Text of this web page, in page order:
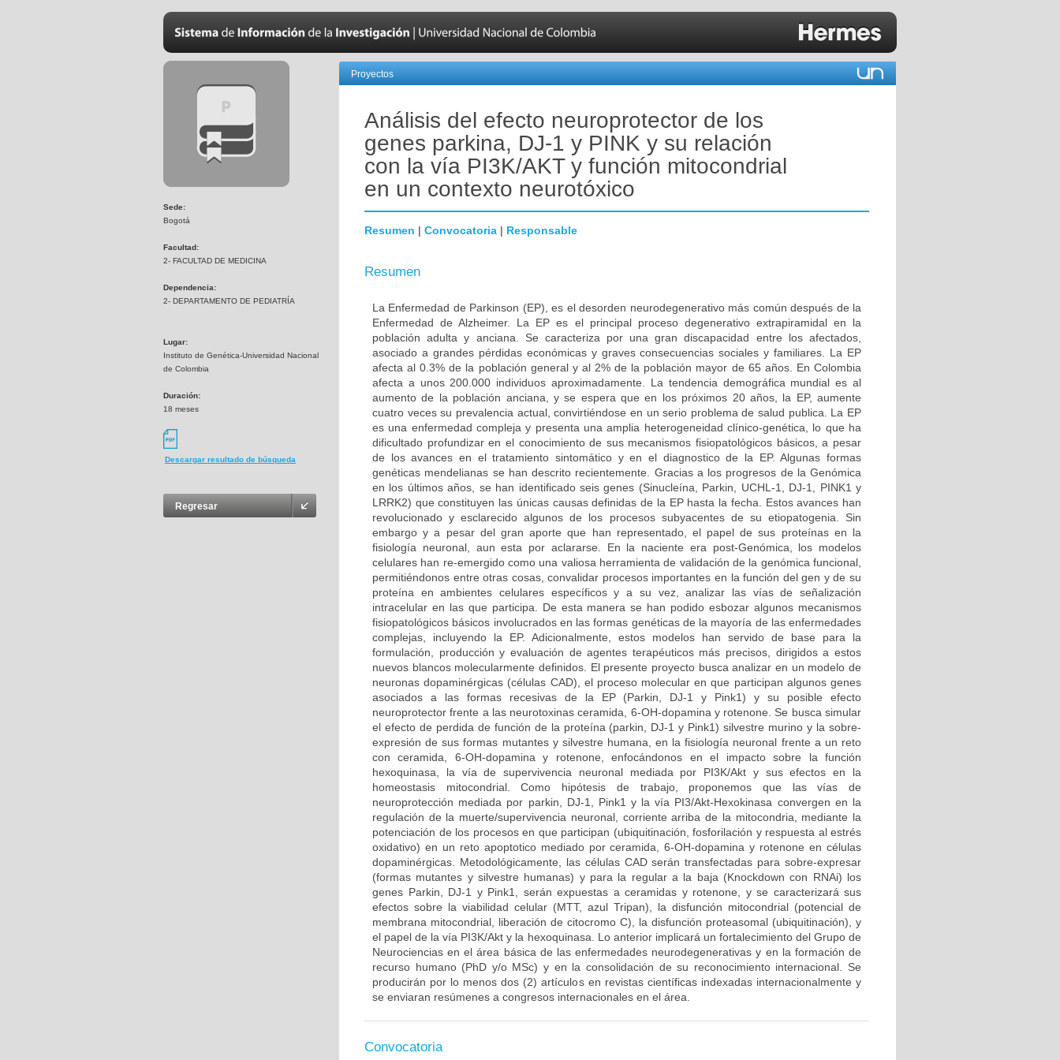
Sede:
Bogotá
Facultad:
2- FACULTAD DE MEDICINA
Dependencia:
2- DEPARTAMENTO DE PEDIATRÍA
Lugar:
Instituto de Genética-Universidad Nacional
de Colombia
Duración:
18 meses
Descargar resultado de búsqueda
Regresar
Proyectos
Análisis del efecto neuroprotector de los
genes parkina, DJ-1 y PINK y su relación
con la vía PI3K/AKT y función mitocondrial
en un contexto neurotóxico
Resumen | Convocatoria | Responsable
Resumen
La Enfermedad de Parkinson (EP), es el desorden neurodegenerativo más común después de la
Enfermedad de Alzheimer. La EP es el principal proceso degenerativo extrapiramidal en la
población adulta y anciana. Se caracteriza por una gran discapacidad entre los afectados,
asociado a grandes pérdidas económicas y graves consecuencias sociales y familiares. La EP
afecta al 0.3% de la población general y al 2% de la población mayor de 65 años. En Colombia
afecta a unos 200.000 individuos aproximadamente. La tendencia demográfica mundial es al
aumento de la población anciana, y se espera que en los próximos 20 años, la EP, aumente
cuatro veces su prevalencia actual, convirtiéndose en un serio problema de salud publica. La EP
es una enfermedad compleja y presenta una amplia heterogeneidad clínico-genética, lo que ha
dificultado profundizar en el conocimiento de sus mecanismos fisiopatológicos básicos, a pesar
de los avances en el tratamiento sintomático y en el diagnostico de la EP. Algunas formas
genéticas mendelianas se han descrito recientemente. Gracias a los progresos de la Genómica
en los últimos años, se han identificado seis genes (Sinucleína, Parkin, UCHL-1, DJ-1, PINK1 y
LRRK2) que constituyen las únicas causas definidas de la EP hasta la fecha. Estos avances han
revolucionado y esclarecido algunos de los procesos subyacentes de su etiopatogenia. Sin
embargo y a pesar del gran aporte que han representado, el papel de sus proteínas en la
fisiología neuronal, aun esta por aclararse. En la naciente era post-Genómica, los modelos
celulares han re-emergido como una valiosa herramienta de validación de la genómica funcional,
permitiéndonos entre otras cosas, convalidar procesos importantes en la función del gen y de su
proteína en ambientes celulares específicos y a su vez, analizar las vías de señalización
intracelular en las que participa. De esta manera se han podido esbozar algunos mecanismos
fisiopatológicos básicos involucrados en las formas genéticas de la mayoría de las enfermedades
complejas, incluyendo la EP. Adicionalmente, estos modelos han servido de base para la
formulación, producción y evaluación de agentes terapéuticos más precisos, dirigidos a estos
nuevos blancos molecularmente definidos. El presente proyecto busca analizar en un modelo de
neuronas dopaminérgicas (células CAD), el proceso molecular en que participan algunos genes
asociados a las formas recesivas de la EP (Parkin, DJ-1 y Pink1) y su posible efecto
neuroprotector frente a las neurotoxinas ceramida, 6-OH-dopamina y rotenone. Se busca simular
el efecto de perdida de función de la proteína (parkin, DJ-1 y Pink1) silvestre murino y la sobre-
expresión de sus formas mutantes y silvestre humana, en la fisiología neuronal frente a un reto
con ceramida, 6-OH-dopamina y rotenone, enfocándonos en el impacto sobre la función
hexoquinasa, la vía de supervivencia neuronal mediada por PI3K/Akt y sus efectos en la
homeostasis mitocondrial. Como hipótesis de trabajo, proponemos que las vías de
neuroprotección mediada por parkin, DJ-1, Pink1 y la vía PI3/Akt-Hexokinasa convergen en la
regulación de la muerte/supervivencia neuronal, corriente arriba de la mitocondria, mediante la
potenciación de los procesos en que participan (ubiquitinación, fosforilación y respuesta al estrés
oxidativo) en un reto apoptotico mediado por ceramida, 6-OH-dopamina y rotenone en células
dopaminérgicas. Metodológicamente, las células CAD serán transfectadas para sobre-expresar
(formas mutantes y silvestre humanas) y para la regular a la baja (Knockdown con RNAi) los
genes Parkin, DJ-1 y Pink1, serán expuestas a ceramidas y rotenone, y se caracterizará sus
efectos sobre la viabilidad celular (MTT, azul Tripan), la disfunción mitocondrial (potencial de
membrana mitocondrial, liberación de citocromo C), la disfunción proteasomal (ubiquitinación), y
el papel de la vía PI3K/Akt y la hexoquinasa. Lo anterior implicará un fortalecimiento del Grupo de
Neurociencias en el área básica de las enfermedades neurodegenerativas y en la formación de
recurso humano (PhD y/o MSc) y en la consolidación de su reconocimiento internacional. Se
producirán por lo menos dos (2) artículos en revistas científicas indexadas internacionalmente y
se enviaran resúmenes a congresos internacionales en el área.
Convocatoria